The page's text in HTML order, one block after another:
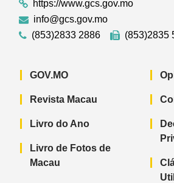
https://www.gcs.gov.mo
info@gcs.gov.mo
(853)2833 2886
(853)2835
GOV.MO
Revista Macau
Livro do Ano
Livro de Fotos de
Macau